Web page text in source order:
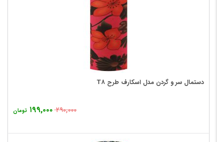
دستمال سر و گردن مدل اسکارف طرح T8
۲۹۰,۰۰۰ ۱۹۹,۰۰۰ تومان